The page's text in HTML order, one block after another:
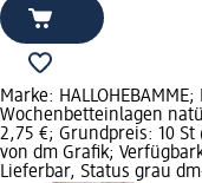
Marke:
Wochenbetteinlagen
2,75 €; Grundpreis: 10 St
von dm Grafik;
Lieferbar, Status grau